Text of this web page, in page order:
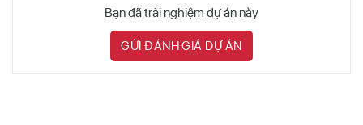
Bạn đã trải nghiệm dự án này
GỬI ĐÁNH GIÁ DỰ ÁN